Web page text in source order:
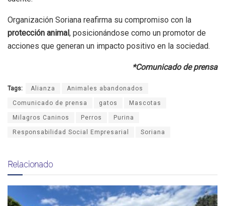
Organización Soriana reafirma su compromiso con la
protección animal, posicionándose como un promotor de
acciones que generan un impacto positivo en la sociedad.
*Comunicado de prensa
Tags: Alianza Animales abandonados
Comunicado de prensa gatos Mascotas
Milagros Caninos Perros Purina
Responsabilidad Social Empresarial Soriana
Relacionado